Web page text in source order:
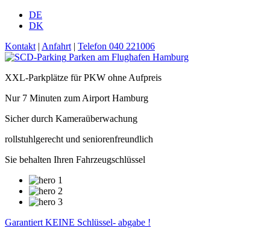
DE
DK
Kontakt | Anfahrt | Telefon 040 221006
Parken am Flughafen Hamburg
XXL-Parkplätze für PKW ohne Aufpreis
Nur 7 Minuten zum Airport Hamburg
Sicher durch Kameraüberwachung
rollstuhlgerecht und seniorenfreundlich
Sie behalten Ihren Fahrzeugschlüssel
Garantiert KEINE Schlüssel- abgabe !